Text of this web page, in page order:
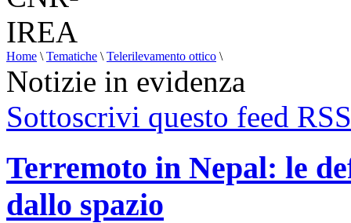
Home \ Tematiche \ Telerilevamento ottico \
Notizie in evidenza
Sottoscrivi questo feed RSS
Terremoto in Nepal: le
dallo spazio